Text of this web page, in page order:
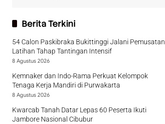
Berita Terkini
54 Calon Paskibraka Bukittinggi Jalani Pemusatan
Latihan Tahap Tantingan Intensif
8 Agustus 2026
Kemnaker dan Indo-Rama Perkuat Kelompok
Tenaga Kerja Mandiri di Purwakarta
8 Agustus 2026
Kwarcab Tanah Datar Lepas 60 Peserta Ikuti
Jambore Nasional Cibubur